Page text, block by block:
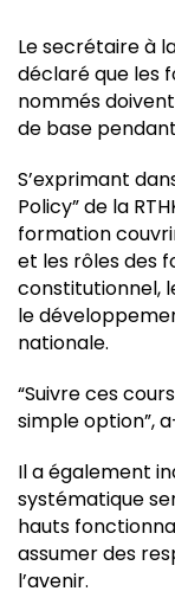
Le secrétaire à
déclaré que les
nommés
de base
S’exprimant
Policy” de la
formation
et les rôles des
constitutionnel,
le
nationale.
“Suivre ces
simple option”,
Il a également
systématique
hauts
assumer des
l’avenir.